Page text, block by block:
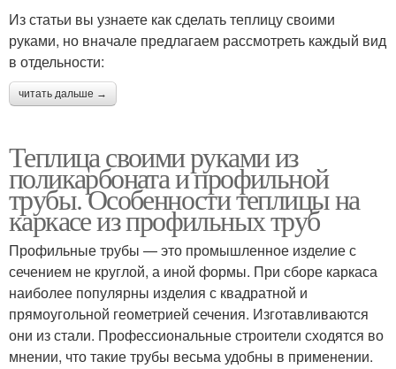
Из статьи вы узнаете как сделать теплицу своими
руками, но вначале предлагаем рассмотреть каждый вид
в отдельности:
читать дальше →
Теплица своими руками из
поликарбоната и профильной
трубы. Особенности теплицы на
каркасе из профильных труб
Профильные трубы — это промышленное изделие с
сечением не круглой, а иной формы. При сборе каркаса
наиболее популярны изделия с квадратной и
прямоугольной геометрией сечения. Изготавливаются
они из стали. Профессиональные строители сходятся во
мнении, что такие трубы весьма удобны в применении.